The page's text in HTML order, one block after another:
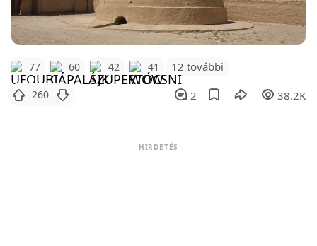
77 60 42 41 12 további
260 2 38.2K
HIRDETÉS